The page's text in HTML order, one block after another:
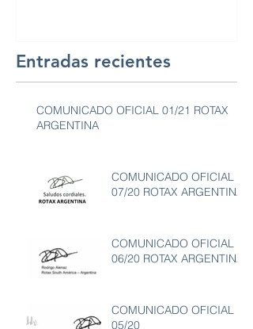
Entradas recientes
COMUNICADO OFICIAL 01/21 ROTAX
ARGENTINA
COMUNICADO OFICIAL
07/20 ROTAX ARGENTINA
COMUNICADO OFICIAL
06/20 ROTAX ARGENTINA
COMUNICADO OFICIAL
05/20